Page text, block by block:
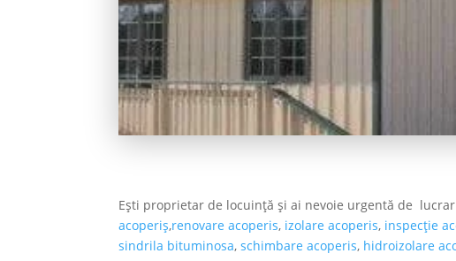
Ești proprietar de locuință și ai nevoie urgentă de
acoperiș,renovare acoperis, izolare acoperis, inspecție
sindrila bituminosa,schimbare acoperis, hidroizolare